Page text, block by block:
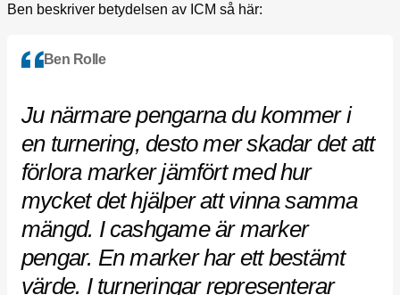
Ben beskriver betydelsen av ICM så här:
Ben Rolle
Ju närmare pengarna du kommer i
en turnering, desto mer skadar det att
förlora marker jämfört med hur
mycket det hjälper att vinna samma
mängd. I cashgame är marker
pengar. En marker har ett bestämt
värde. I turneringar representerar